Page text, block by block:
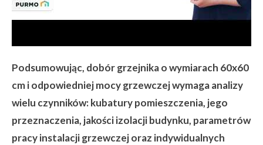
Podsumowując, dobór grzejnika o wymiarach 60x60
cm i odpowiedniej mocy grzewczej wymaga analizy
wielu czynników: kubatury pomieszczenia, jego
przeznaczenia, jakości izolacji budynku, parametrów
pracy instalacji grzewczej oraz indywidualnych